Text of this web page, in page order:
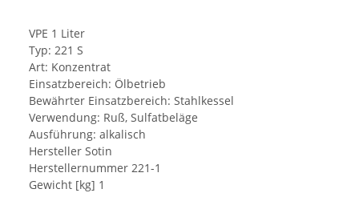
VPE 1 Liter
Typ: 221 S
Art: Konzentrat
Einsatzbereich: Ölbetrieb
Bewährter Einsatzbereich: Stahlkessel
Verwendung: Ruß, Sulfatbeläge
Ausführung: alkalisch
Hersteller Sotin
Herstellernummer 221-1
Gewicht [kg] 1